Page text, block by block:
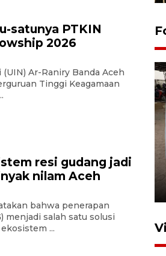
satunya PTKIN
2026
Ar-Raniry Banda Aceh
Tinggi Keagamaan
resi gudang jadi
nilam Aceh
bahwa penerapan
menjadi salah satu solusi
...
Arus libur Panjang ke
meningkat